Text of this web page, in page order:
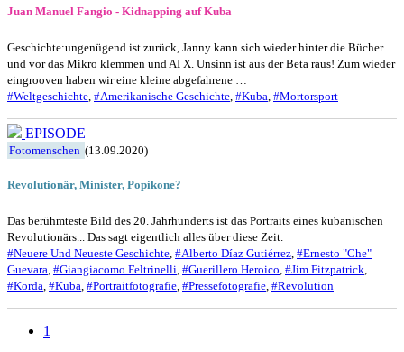
Juan Manuel Fangio - Kidnapping auf Kuba
Geschichte:ungenügend ist zurück, Janny kann sich wieder hinter die Bücher
und vor das Mikro klemmen und AI X. Unsinn ist aus der Beta raus! Zum wieder
eingrooven haben wir eine kleine abgefahrene …
#Weltgeschichte, #Amerikanische Geschichte, #Kuba, #Mortorsport
EPISODE
Fotomenschen (13.09.2020)
Revolutionär, Minister, Popikone?
Das berühmteste Bild des 20. Jahrhunderts ist das Portraits eines kubanischen
Revolutionärs... Das sagt eigentlich alles über diese Zeit.
#Neuere Und Neueste Geschichte, #Alberto Díaz Gutiérrez, #Ernesto "Che"
Guevara, #Giangiacomo Feltrinelli, #Guerillero Heroico, #Jim Fitzpatrick,
#Korda, #Kuba, #Portraitfotografie, #Pressefotografie, #Revolution
1